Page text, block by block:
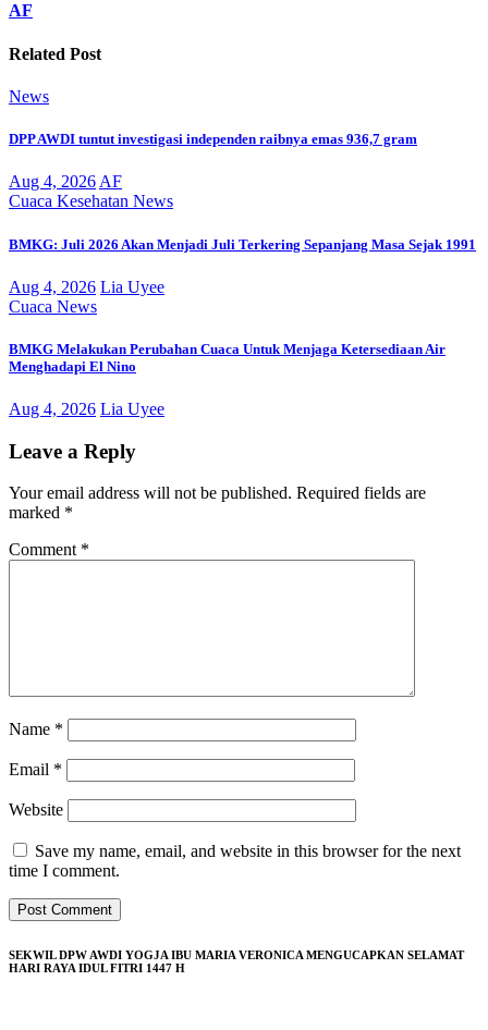
AF
Related Post
News
DPP AWDI tuntut investigasi independen raibnya emas 936,7 gram
Aug 4, 2026 AF
Cuaca Kesehatan News
BMKG: Juli 2026 Akan Menjadi Juli Terkering Sepanjang Masa Sejak 1991
Aug 4, 2026 Lia Uyee
Cuaca News
BMKG Melakukan Perubahan Cuaca Untuk Menjaga Ketersediaan Air
Menghadapi El Nino
Aug 4, 2026 Lia Uyee
Leave a Reply
Your email address will not be published. Required fields are
marked *
Comment *
Name *
Email *
Website
Save my name, email, and website in this browser for the next
time I comment.
SEKWIL DPW AWDI YOGJA IBU MARIA VERONICA MENGUCAPKAN SELAMAT
HARI RAYA IDUL FITRI 1447 H